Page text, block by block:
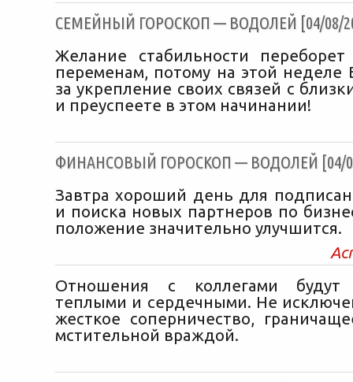
CЕМЕЙНЫЙ ГОРОСКОП — ВОДОЛЕЙ [04/08/
Желание стабильности
переменам, потому на этой неделе
за укрепление своих связей с
и преуспеете в этом начинании!
ФИНАНСОВЫЙ ГОРОСКОП — ВОДОЛЕЙ [04/
Завтра хороший день для
и поиска новых партнеров по
положение значительно улучшится.
Отношения с коллегами
теплыми и сердечными. Не
жесткое соперничество,
мстительной враждой.